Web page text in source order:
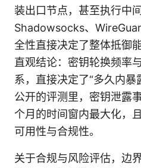
装出口节点，甚至执行中
Shadowsocks、
全性直接决定了整体抵御
直观结论：密钥轮换频率
系，直接决定了“多久内
公开的评测里，密钥泄露
个月的时间窗内最大化，
可用性与合规性。
关于合规与风险评估，边